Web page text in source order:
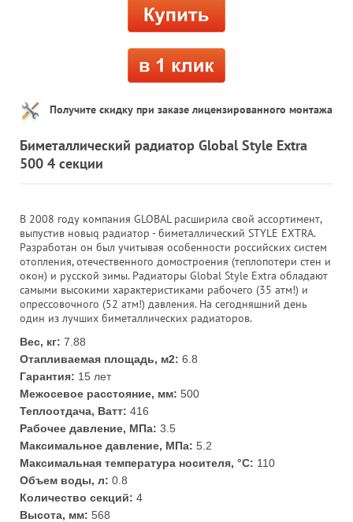
Получите скидку при заказе лицензированного монтажа
Биметаллический радиатор Global Style Extra
500 4 секции
В 2008 году компания GLOBAL расширила свой ассортимент,
выпустив новыq радиатор - биметаллический STYLE EXTRA.
Разработан он был учитывая особенности российских систем
отопления, отечественного домостроения (теплопотери стен и
окон) и русской зимы. Радиаторы Global Style Extra обладают
самыми высокими характеристиками рабочего (35 атм!) и
опрессовочного (52 атм!) давления. На сегодняшний день
один из лучших биметаллических радиаторов.
Вес, кг: 7.88
Отапливаемая площадь, м2: 6.8
Гарантия: 15 лет
Межосевое расстояние, мм: 500
Теплоотдача, Ватт: 416
Рабочее давление, МПа: 3.5
Максимальное давление, МПа: 5.2
Максимальная температура носителя, °С: 110
Объем воды, л: 0.8
Количество секций: 4
Высота, мм: 568